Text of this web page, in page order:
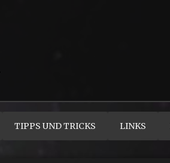
TIPPS UND TRICKS LINKS